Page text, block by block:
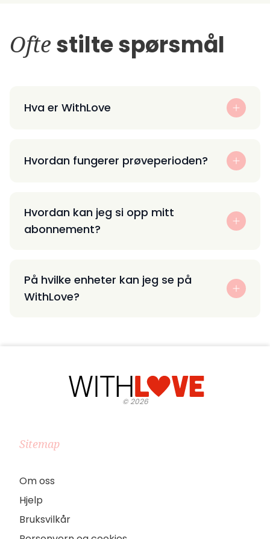
Ofte stilte spørsmål
Hva er WithLove
Hvordan fungerer prøveperioden?
Hvordan kan jeg si opp mitt
abonnement?
På hvilke enheter kan jeg se på
WithLove?
©2026
Sitemap
Om oss
Hjelp
Bruksvilkår